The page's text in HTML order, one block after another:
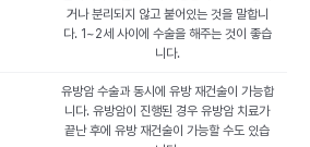
거나 분리되지 않고 붙어있는 것을 말합니
다. 1~2세 사이에 수술을 해주는 것이 좋습
니다.
유방암 수술과 동시에 유방 재건술이 가능합
니다. 유방암이 진행된 경우 유방암 치료가
끝난 후에 유방 재건술이 가능할 수도 있습